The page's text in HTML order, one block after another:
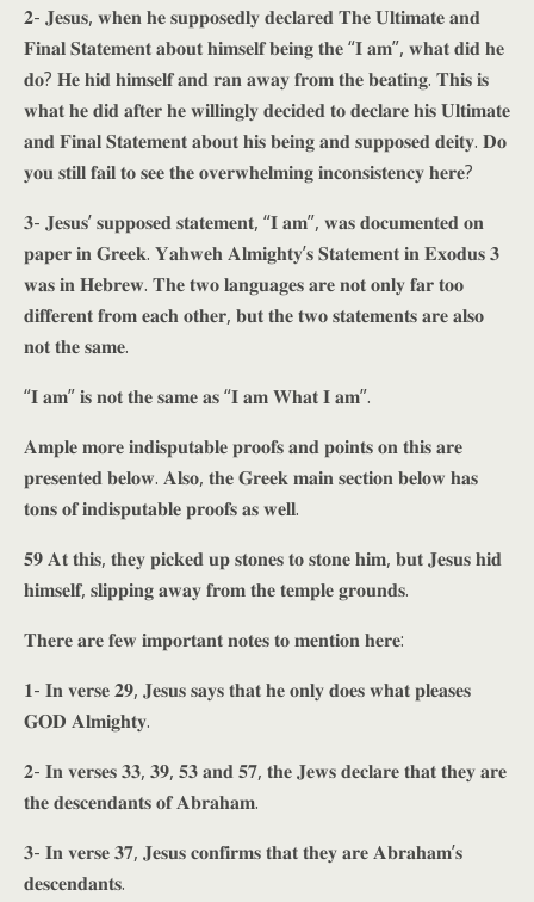
𝟐- 𝐉𝐞𝐬𝐮𝐬, 𝐰𝐡𝐞𝐧 𝐡𝐞 𝐬𝐮𝐩𝐩𝐨𝐬𝐞𝐝𝐥𝐲 𝐝𝐞𝐜𝐥𝐚𝐫𝐞𝐝 𝐓𝐡𝐞 𝐔𝐥𝐭𝐢𝐦𝐚𝐭𝐞 𝐚𝐧𝐝
𝐅𝐢𝐧𝐚𝐥 𝐒𝐭𝐚𝐭𝐞𝐦𝐞𝐧𝐭 𝐚𝐛𝐨𝐮𝐭 𝐡𝐢𝐦𝐬𝐞𝐥𝐟 𝐛𝐞𝐢𝐧𝐠 𝐭𝐡𝐞 “𝐈 𝐚𝐦”, 𝐰𝐡𝐚𝐭 𝐝𝐢𝐝 𝐡𝐞
𝐝𝐨? 𝐇𝐞 𝐡𝐢𝐝 𝐡𝐢𝐦𝐬𝐞𝐥𝐟 𝐚𝐧𝐝 𝐫𝐚𝐧 𝐚𝐰𝐚𝐲 𝐟𝐫𝐨𝐦 𝐭𝐡𝐞 𝐛𝐞𝐚𝐭𝐢𝐧𝐠. 𝐓𝐡𝐢𝐬 𝐢𝐬
𝐰𝐡𝐚𝐭 𝐡𝐞 𝐝𝐢𝐝 𝐚𝐟𝐭𝐞𝐫 𝐡𝐞 𝐰𝐢𝐥𝐥𝐢𝐧𝐠𝐥𝐲 𝐝𝐞𝐜𝐢𝐝𝐞𝐝 𝐭𝐨 𝐝𝐞𝐜𝐥𝐚𝐫𝐞 𝐡𝐢𝐬 𝐔𝐥𝐭𝐢𝐦𝐚𝐭𝐞
𝐚𝐧𝐝 𝐅𝐢𝐧𝐚𝐥 𝐒𝐭𝐚𝐭𝐞𝐦𝐞𝐧𝐭 𝐚𝐛𝐨𝐮𝐭 𝐡𝐢𝐬 𝐛𝐞𝐢𝐧𝐠 𝐚𝐧𝐝 𝐬𝐮𝐩𝐩𝐨𝐬𝐞𝐝 𝐝𝐞𝐢𝐭𝐲. 𝐃𝐨
𝐲𝐨𝐮 𝐬𝐭𝐢𝐥𝐥 𝐟𝐚𝐢𝐥 𝐭𝐨 𝐬𝐞𝐞 𝐭𝐡𝐞 𝐨𝐯𝐞𝐫𝐰𝐡𝐞𝐥𝐦𝐢𝐧𝐠 𝐢𝐧𝐜𝐨𝐧𝐬𝐢𝐬𝐭𝐞𝐧𝐜𝐲 𝐡𝐞𝐫𝐞?
𝟑- 𝐉𝐞𝐬𝐮𝐬’ 𝐬𝐮𝐩𝐩𝐨𝐬𝐞𝐝 𝐬𝐭𝐚𝐭𝐞𝐦𝐞𝐧𝐭, “𝐈 𝐚𝐦”, 𝐰𝐚𝐬 𝐝𝐨𝐜𝐮𝐦𝐞𝐧𝐭𝐞𝐝 𝐨𝐧
𝐩𝐚𝐩𝐞𝐫 𝐢𝐧 𝐆𝐫𝐞𝐞𝐤. 𝐘𝐚𝐡𝐰𝐞𝐡 𝐀𝐥𝐦𝐢𝐠𝐡𝐭𝐲’𝐬 𝐒𝐭𝐚𝐭𝐞𝐦𝐞𝐧𝐭 𝐢𝐧 𝐄𝐱𝐨𝐝𝐮𝐬 𝟑
𝐰𝐚𝐬 𝐢𝐧 𝐇𝐞𝐛𝐫𝐞𝐰. 𝐓𝐡𝐞 𝐭𝐰𝐨 𝐥𝐚𝐧𝐠𝐮𝐚𝐠𝐞𝐬 𝐚𝐫𝐞 𝐧𝐨𝐭 𝐨𝐧𝐥𝐲 𝐟𝐚𝐫 𝐭𝐨𝐨
𝐝𝐢𝐟𝐟𝐞𝐫𝐞𝐧𝐭 𝐟𝐫𝐨𝐦 𝐞𝐚𝐜𝐡 𝐨𝐭𝐡𝐞𝐫, 𝐛𝐮𝐭 𝐭𝐡𝐞 𝐭𝐰𝐨 𝐬𝐭𝐚𝐭𝐞𝐦𝐞𝐧𝐭𝐬 𝐚𝐫𝐞 𝐚𝐥𝐬𝐨
𝐧𝐨𝐭 𝐭𝐡𝐞 𝐬𝐚𝐦𝐞.
“𝐈 𝐚𝐦” 𝐢𝐬 𝐧𝐨𝐭 𝐭𝐡𝐞 𝐬𝐚𝐦𝐞 𝐚𝐬 “𝐈 𝐚𝐦 𝐖𝐡𝐚𝐭 𝐈 𝐚𝐦”.
𝐀𝐦𝐩𝐥𝐞 𝐦𝐨𝐫𝐞 𝐢𝐧𝐝𝐢𝐬𝐩𝐮𝐭𝐚𝐛𝐥𝐞 𝐩𝐫𝐨𝐨𝐟𝐬 𝐚𝐧𝐝 𝐩𝐨𝐢𝐧𝐭𝐬 𝐨𝐧 𝐭𝐡𝐢𝐬 𝐚𝐫𝐞
𝐩𝐫𝐞𝐬𝐞𝐧𝐭𝐞𝐝 𝐛𝐞𝐥𝐨𝐰. 𝐀𝐥𝐬𝐨, 𝐭𝐡𝐞 𝐆𝐫𝐞𝐞𝐤 𝐦𝐚𝐢𝐧 𝐬𝐞𝐜𝐭𝐢𝐨𝐧 𝐛𝐞𝐥𝐨𝐰 𝐡𝐚𝐬
𝐭𝐨𝐧𝐬 𝐨𝐟 𝐢𝐧𝐝𝐢𝐬𝐩𝐮𝐭𝐚𝐛𝐥𝐞 𝐩𝐫𝐨𝐨𝐟𝐬 𝐚𝐬 𝐰𝐞𝐥𝐥.
𝟓𝟗 𝐀𝐭 𝐭𝐡𝐢𝐬, 𝐭𝐡𝐞𝐲 𝐩𝐢𝐜𝐤𝐞𝐝 𝐮𝐩 𝐬𝐭𝐨𝐧𝐞𝐬 𝐭𝐨 𝐬𝐭𝐨𝐧𝐞 𝐡𝐢𝐦, 𝐛𝐮𝐭 𝐉𝐞𝐬𝐮𝐬 𝐡𝐢𝐝
𝐡𝐢𝐦𝐬𝐞𝐥𝐟, 𝐬𝐥𝐢𝐩𝐩𝐢𝐧𝐠 𝐚𝐰𝐚𝐲 𝐟𝐫𝐨𝐦 𝐭𝐡𝐞 𝐭𝐞𝐦𝐩𝐥𝐞 𝐠𝐫𝐨𝐮𝐧𝐝𝐬.
𝐓𝐡𝐞𝐫𝐞 𝐚𝐫𝐞 𝐟𝐞𝐰 𝐢𝐦𝐩𝐨𝐫𝐭𝐚𝐧𝐭 𝐧𝐨𝐭𝐞𝐬 𝐭𝐨 𝐦𝐞𝐧𝐭𝐢𝐨𝐧 𝐡𝐞𝐫𝐞:
𝟏- 𝐈𝐧 𝐯𝐞𝐫𝐬𝐞 𝟐𝟗, 𝐉𝐞𝐬𝐮𝐬 𝐬𝐚𝐲𝐬 𝐭𝐡𝐚𝐭 𝐡𝐞 𝐨𝐧𝐥𝐲 𝐝𝐨𝐞𝐬 𝐰𝐡𝐚𝐭 𝐩𝐥𝐞𝐚𝐬𝐞𝐬
𝐆𝐎𝐃 𝐀𝐥𝐦𝐢𝐠𝐡𝐭𝐲.
𝟐- 𝐈𝐧 𝐯𝐞𝐫𝐬𝐞𝐬 𝟑𝟑, 𝟑𝟗, 𝟓𝟑 𝐚𝐧𝐝 𝟓𝟕, 𝐭𝐡𝐞 𝐉𝐞𝐰𝐬 𝐝𝐞𝐜𝐥𝐚𝐫𝐞 𝐭𝐡𝐚𝐭 𝐭𝐡𝐞𝐲 𝐚𝐫𝐞
𝐭𝐡𝐞 𝐝𝐞𝐬𝐜𝐞𝐧𝐝𝐚𝐧𝐭𝐬 𝐨𝐟 𝐀𝐛𝐫𝐚𝐡𝐚𝐦.
𝟑- 𝐈𝐧 𝐯𝐞𝐫𝐬𝐞 𝟑𝟕, 𝐉𝐞𝐬𝐮𝐬 𝐜𝐨𝐧𝐟𝐢𝐫𝐦𝐬 𝐭𝐡𝐚𝐭 𝐭𝐡𝐞𝐲 𝐚𝐫𝐞 𝐀𝐛𝐫𝐚𝐡𝐚𝐦’𝐬
𝐝𝐞𝐬𝐜𝐞𝐧𝐝𝐚𝐧𝐭𝐬.